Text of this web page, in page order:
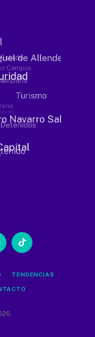
TikTok
TENDENCIAS